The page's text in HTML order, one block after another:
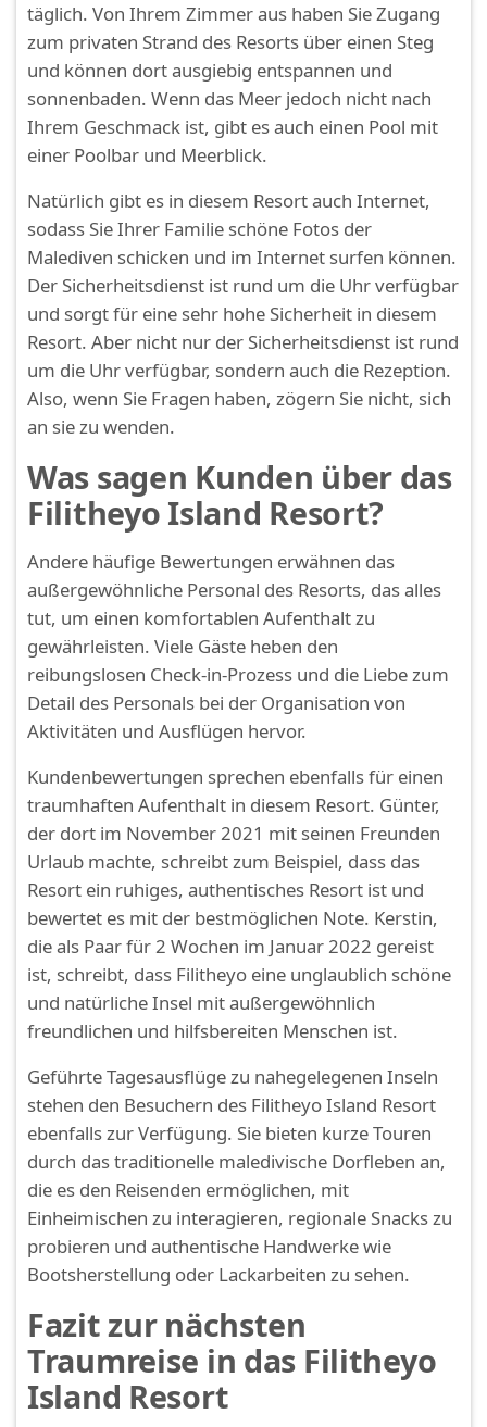
täglich. Von Ihrem Zimmer aus haben Sie Zugang
zum privaten Strand des Resorts über einen Steg
und können dort ausgiebig entspannen und
sonnenbaden. Wenn das Meer jedoch nicht nach
Ihrem Geschmack ist, gibt es auch einen Pool mit
einer Poolbar und Meerblick.
Natürlich gibt es in diesem Resort auch Internet,
sodass Sie Ihrer Familie schöne Fotos der
Malediven schicken und im Internet surfen können.
Der Sicherheitsdienst ist rund um die Uhr verfügbar
und sorgt für eine sehr hohe Sicherheit in diesem
Resort. Aber nicht nur der Sicherheitsdienst ist rund
um die Uhr verfügbar, sondern auch die Rezeption.
Also, wenn Sie Fragen haben, zögern Sie nicht, sich
an sie zu wenden.
Was sagen Kunden über das
Filitheyo Island Resort?
Andere häufige Bewertungen erwähnen das
außergewöhnliche Personal des Resorts, das alles
tut, um einen komfortablen Aufenthalt zu
gewährleisten. Viele Gäste heben den
reibungslosen Check-in-Prozess und die Liebe zum
Detail des Personals bei der Organisation von
Aktivitäten und Ausflügen hervor.
Kundenbewertungen sprechen ebenfalls für einen
traumhaften Aufenthalt in diesem Resort. Günter,
der dort im November 2021 mit seinen Freunden
Urlaub machte, schreibt zum Beispiel, dass das
Resort ein ruhiges, authentisches Resort ist und
bewertet es mit der bestmöglichen Note. Kerstin,
die als Paar für 2 Wochen im Januar 2022 gereist
ist, schreibt, dass Filitheyo eine unglaublich schöne
und natürliche Insel mit außergewöhnlich
freundlichen und hilfsbereiten Menschen ist.
Geführte Tagesausflüge zu nahegelegenen Inseln
stehen den Besuchern des Filitheyo Island Resort
ebenfalls zur Verfügung. Sie bieten kurze Touren
durch das traditionelle maledivische Dorfleben an,
die es den Reisenden ermöglichen, mit
Einheimischen zu interagieren, regionale Snacks zu
probieren und authentische Handwerke wie
Bootsherstellung oder Lackarbeiten zu sehen.
Fazit zur nächsten
Traumreise in das Filitheyo
Island Resort